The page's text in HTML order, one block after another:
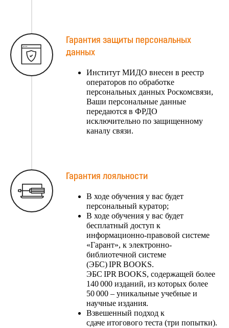
Гарантия защиты персональных
данных
Институт МИДО внесен в реестр
операторов по обработке
персональных данных Роскомсвязи,
Ваши персональные данные
передаются в ФРДО
исключительно по защищенному
каналу связи.
Гарантия лояльности
В ходе обучения у вас будет
персональный куратор;
В ходе обучения у вас будет
бесплатный доступ к
информационно-правовой системе
«Гарант», к электронно-
библиотечной системе
(ЭБС) IPR BOOKS.
ЭБС IPR BOOKS, содержащей более
140 000 изданий, из которых более
50 000 – уникальные учебные и
научные издания.
Взвешенный подход к
сдаче итогового теста (три попытки).